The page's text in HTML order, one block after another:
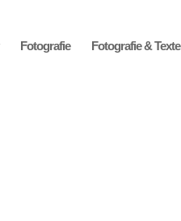
Fotografie Fotografie & Texte